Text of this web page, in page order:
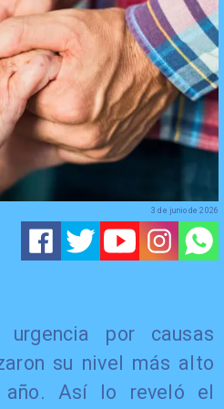
3 de junio de 2026
por causas
su nivel más alto
Así lo reveló el